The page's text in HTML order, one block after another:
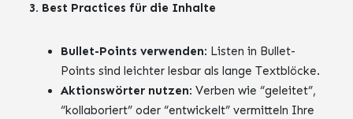
3. Best Practices für die Inhalte
Bullet-Points verwenden: Listen in Bullet-
Points sind leichter lesbar als lange Textblöcke.
Aktionswörter nutzen: Verben wie “geleitet”,
“kollaboriert” oder “entwickelt” vermitteln Ihre